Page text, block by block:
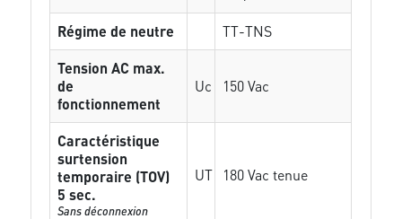
Régime de neutre
TT-TNS
Tension AC max.
de
fonctionnement
Uc 150 Vac
Caractéristique
surtension
temporaire (TOV)
5 sec.
Sans déconnexion
UT 180 Vac tenue